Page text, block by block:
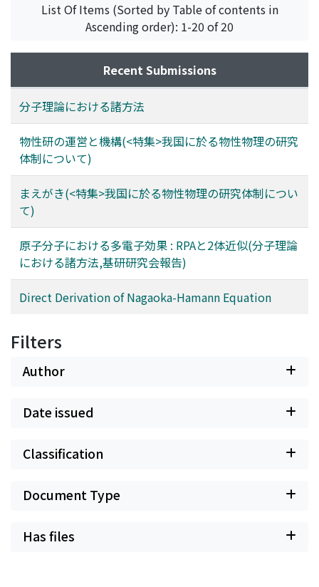
List Of Items (Sorted by Table of contents in
Ascending order): 1-20 of 20
Recent Submissions
分子理論における諸方法
物性研の運営と機構(<特集>我国に於る物性物理の研究
体制について)
まえがき(<特集>我国に於る物性物理の研究体制につい
て)
原子分子における多電子効果 : RPAと2体近似(分子理論
における諸方法,基研研究会報告)
Direct Derivation of Nagaoka-Hamann Equation
Filters
Author
Date issued
Classification
Document Type
Has files